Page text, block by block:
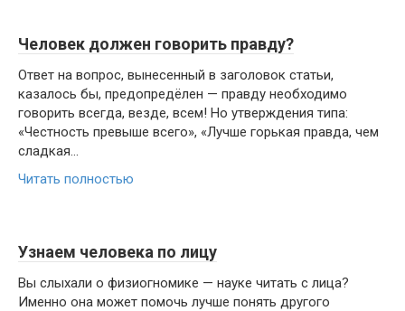
Человек должен говорить правду?
Ответ на вопрос, вынесенный в заголовок статьи,
казалось бы, предопредёлен — правду необходимо
говорить всегда, везде, всем! Но утверждения типа:
«Честность превыше всего», «Лучше горькая правда, чем
сладкая...
Читать полностью
Узнаем человека по лицу
Вы слыхали о физиогномике — науке читать с лица?
Именно она может помочь лучше понять другого